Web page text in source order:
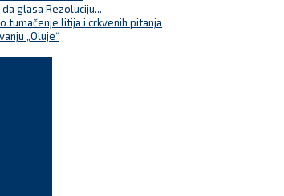
glasa Rezoluciju...
tumačenje litija i crkvenih pitanja
„Oluje“